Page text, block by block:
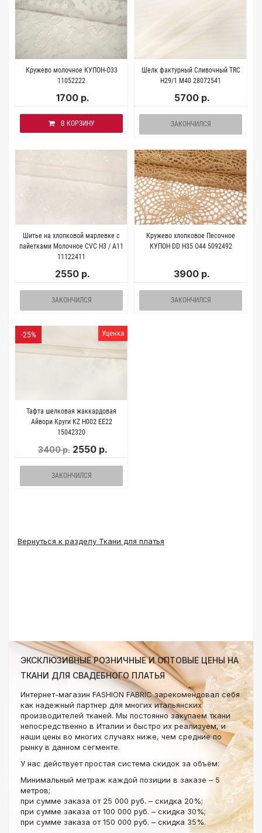
Кружево молочное КУПОН-O33
11052222
1700 р.
В КОРЗИНУ
Шелк фактурный Сливочный TRC
H29/1 M40 28072541
5700 р.
ЗАКОНЧИЛСЯ
Шитье на хлопковой марлевке с
пайетками Молочное CVC H3 / A11
11122411
2550 р.
ЗАКОНЧИЛСЯ
Кружево хлопковое Песочное
КУПОН DD H35 O44 5092492
3900 р.
ЗАКОНЧИЛСЯ
Уценка
-25%
Тафта шелковая жаккардовая
Айвори Круги KZ H002 ЕЕ22
15042320
3400 р. 2550 р.
ЗАКОНЧИЛСЯ
Вернуться к разделу Ткани для платья
ЭКСКЛЮЗИВНЫЕ РОЗНИЧНЫЕ И ОПТОВЫЕ ЦЕНЫ НА
ТКАНИ ДЛЯ СВАДЕБНОГО ПЛАТЬЯ
Интернет-магазин FASHION FABRIC зарекомендовал себя
как надежный партнер для многих итальянских
производителей тканей. Мы постоянно закупаем ткани
непосредственно в Италии и быстро их реализуем, и
наши цены во многих случаях ниже, чем средние по
рынку в данном сегменте.
У нас действует простая система скидок за объём:
Минимальный метраж каждой позиции в заказе – 5
метров;
при сумме заказа от 25 000 руб. – скидка 20%;
при сумме заказа от 100 000 руб. – скидка 30%;
при сумме заказа от 150 000 руб. – скидка 35%.